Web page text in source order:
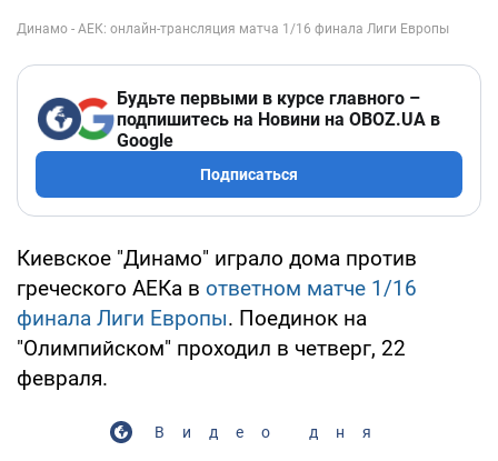
Будьте первыми в курсе главного –
подпишитесь на Новини на OBOZ.UA в
Google
Подписаться
Киевское "Динамо" играло дома против
греческого АЕКа в ответном матче 1/16
финала Лиги Европы. Поединок на
"Олимпийском" проходил в четверг, 22
февраля.
Видео дня